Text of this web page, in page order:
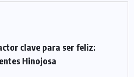
clave para ser feliz:
Hinojosa